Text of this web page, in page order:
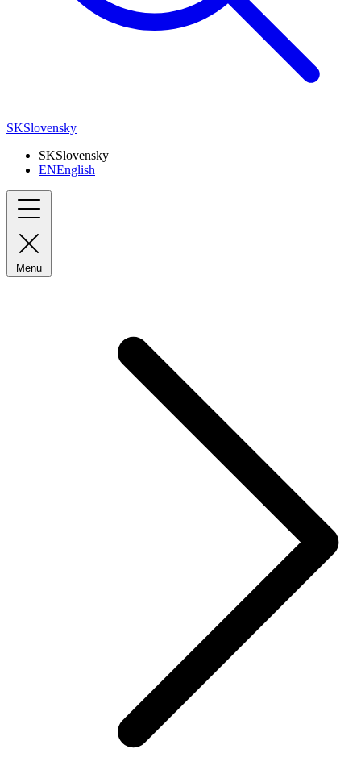
SKSlovensky
SKSlovensky
ENEnglish
Menu